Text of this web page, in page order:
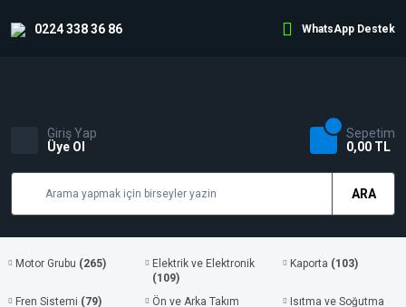
0224 338 36 86 WhatsApp Destek
ARA
Giriş Yap
Üye Ol
Sepetim
0,00 TL
Motor Grubu (265)
Elektrik ve Elektronik
(109)
Kaporta (103)
Fren Sistemi (79)
Ön ve Arka Takım
Isıtma ve Soğutma